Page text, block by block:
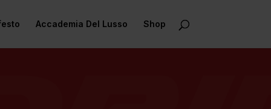
Accademia Del Lusso Shop